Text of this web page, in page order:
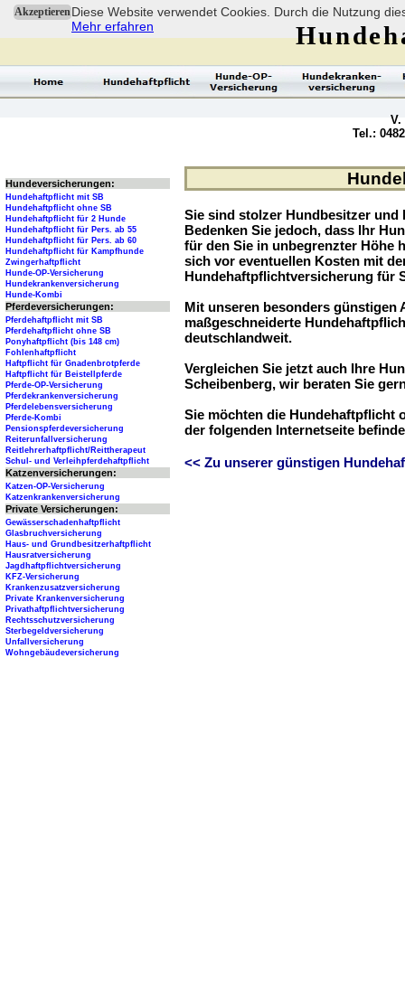
AkzeptierenDiese Website verwendet Cookies. Durch die Nutzung
Mehr erfahren
Sie sind stolzer Hundbesitzer und
Bedenken Sie jedoch, dass Ihr
für den Sie in unbegrenzter Höhe
sich vor eventuellen Kosten mit
Hundehaftpflichtversicherung für
Mit unseren besonders günstigen
maßgeschneiderte
deutschlandweit.
Vergleichen Sie jetzt auch Ihre
Scheibenberg, wir beraten Sie
Sie möchten die Hundehaftpflicht
der folgenden Internetseite
<< Zu unserer günstigen
V.
Tel.:
Hundeversicherungen:
Hundehaftpflicht mit SB
Hundehaftpflicht ohne SB
Hundehaftpflicht für 2 Hunde
Hundehaftpflicht für Pers. ab 55
Hundehaftpflicht für Pers. ab 60
Hundehaftpflicht für Kampfhunde
Zwingerhaftpflicht
Hunde-OP-Versicherung
Hundekrankenversicherung
Hunde-Kombi
Pferdeversicherungen:
Pferdehaftpflicht mit SB
Pferdehaftpflicht ohne SB
Ponyhaftpflicht (bis 148 cm)
Fohlenhaftpflicht
Haftpflicht für Gnadenbrotpferde
Haftpflicht für Beistellpferde
Pferde-OP-Versicherung
Pferdekrankenversicherung
Pferdelebensversicherung
Pferde-Kombi
Pensionspferdeversicherung
Reiterunfallversicherung
Reitlehrerhaftpflicht/Reittherapeut
Schul- und Verleihpferdehaftpflicht
Katzenversicherungen:
Katzen-OP-Versicherung
Katzenkrankenversicherung
Private Versicherungen:
Gewässerschadenhaftpflicht
Glasbruchversicherung
Haus- und Grundbesitzerhaftpflicht
Hausratversicherung
Jagdhaftpflichtversicherung
KFZ-Versicherung
Krankenzusatzversicherung
Private Krankenversicherung
Privathaftpflichtversicherung
Rechtsschutzversicherung
Sterbegeldversicherung
Unfallversicherung
Wohngebäudeversicherung